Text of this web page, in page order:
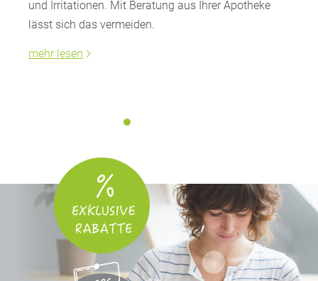
und Irritationen. Mit Beratung aus Ihrer Apotheke
lässt sich das vermeiden.
mehr lesen